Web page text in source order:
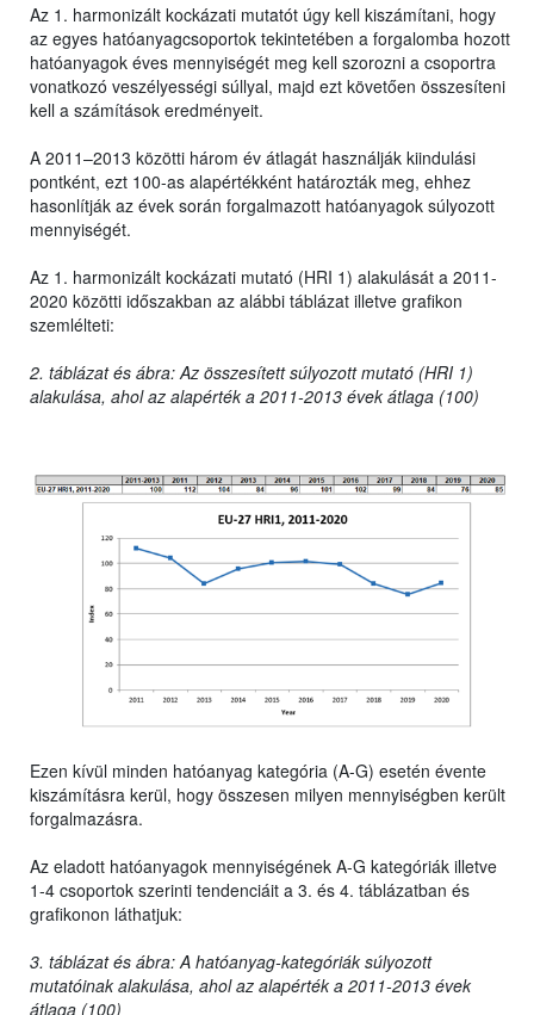
Az 1. harmonizált kockázati mutatót úgy kell kiszámítani, hogy
az egyes hatóanyagcsoportok tekintetében a forgalomba hozott
hatóanyagok éves mennyiségét meg kell szorozni a csoportra
vonatkozó veszélyességi súllyal, majd ezt követően összesíteni
kell a számítások eredményeit.
A 2011–2013 közötti három év átlagát használják kiindulási
pontként, ezt 100-as alapértékként határozták meg, ehhez
hasonlítják az évek során forgalmazott hatóanyagok súlyozott
mennyiségét.
Az 1. harmonizált kockázati mutató (HRI 1) alakulását a 2011-
2020 közötti időszakban az alábbi táblázat illetve grafikon
szemlélteti:
2. táblázat és ábra: Az összesített súlyozott mutató (HRI 1)
alakulása, ahol az alapérték a 2011-2013 évek átlaga (100)
Ezen kívül minden hatóanyag kategória (A-G) esetén évente
kiszámításra kerül, hogy összesen milyen mennyiségben került
forgalmazásra.
Az eladott hatóanyagok mennyiségének A-G kategóriák illetve
1-4 csoportok szerinti tendenciáit a 3. és 4. táblázatban és
grafikonon láthatjuk:
3. táblázat és ábra: A hatóanyag-kategóriák súlyozott
mutatóinak alakulása, ahol az alapérték a 2011-2013 évek
átlaga (100)